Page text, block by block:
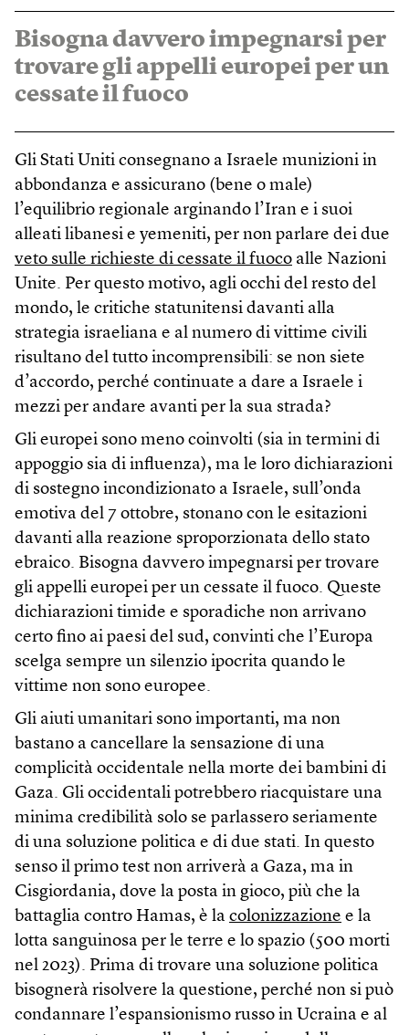
Bisogna davvero impegnarsi per
trovare gli appelli europei per un
cessate il fuoco
Gli Stati Uniti consegnano a Israele munizioni in
abbondanza e assicurano (bene o male)
l’equilibrio regionale arginando l’Iran e i suoi
alleati libanesi e yemeniti, per non parlare dei due
veto sulle richieste di cessate il fuoco alle Nazioni
Unite. Per questo motivo, agli occhi del resto del
mondo, le critiche statunitensi davanti alla
strategia israeliana e al numero di vittime civili
risultano del tutto incomprensibili: se non siete
d’accordo, perché continuate a dare a Israele i
mezzi per andare avanti per la sua strada?
Gli europei sono meno coinvolti (sia in termini di
appoggio sia di influenza), ma le loro dichiarazioni
di sostegno incondizionato a Israele, sull’onda
emotiva del 7 ottobre, stonano con le esitazioni
davanti alla reazione sproporzionata dello stato
ebraico. Bisogna davvero impegnarsi per trovare
gli appelli europei per un cessate il fuoco. Queste
dichiarazioni timide e sporadiche non arrivano
certo fino ai paesi del sud, convinti che l’Europa
scelga sempre un silenzio ipocrita quando le
vittime non sono europee.
Gli aiuti umanitari sono importanti, ma non
bastano a cancellare la sensazione di una
complicità occidentale nella morte dei bambini di
Gaza. Gli occidentali potrebbero riacquistare una
minima credibilità solo se parlassero seriamente
di una soluzione politica e di due stati. In questo
senso il primo test non arriverà a Gaza, ma in
Cisgiordania, dove la posta in gioco, più che la
battaglia contro Hamas, è la colonizzazione e la
lotta sanguinosa per le terre e lo spazio (500 morti
nel 2023). Prima di trovare una soluzione politica
bisognerà risolvere la questione, perché non si può
condannare l’espansionismo russo in Ucraina e al